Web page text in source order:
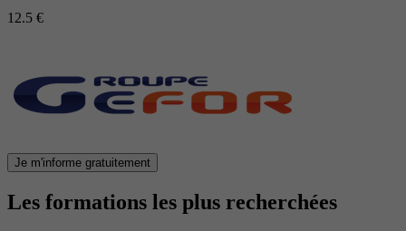
12.5 €
Je m'informe gratuitement
Les formations les plus recherchées